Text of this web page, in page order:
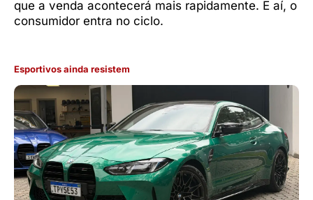
que a venda acontecerá mais rapidamente. E aí, o
consumidor entra no ciclo.
Esportivos ainda resistem